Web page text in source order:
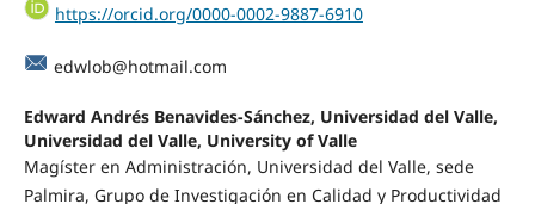
https://orcid.org/0000-0002-9887-6910
edwlob@hotmail.com
Edward Andrés Benavides-Sánchez, Universidad del Valle,
Universidad del Valle, University of Valle
Magíster en Administración, Universidad del Valle, sede
Palmira, Grupo de Investigación en Calidad y Productividad